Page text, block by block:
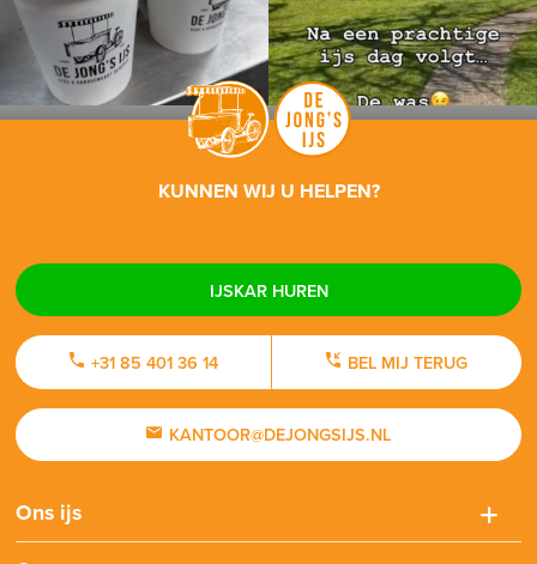
KUNNEN WIJ U HELPEN?
IJSKAR HUREN
+31 85 401 36 14 BEL MIJ TERUG
KANTOOR@DEJONGSIJS.NL
Ons ijs